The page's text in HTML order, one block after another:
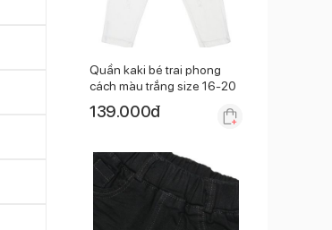
Quần kaki bé trai phong
cách màu trắng size 16-20
139.000đ